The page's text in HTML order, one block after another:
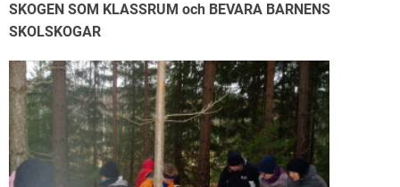
SKOGEN SOM KLASSRUM och BEVARA BARNENS
SKOLSKOGAR